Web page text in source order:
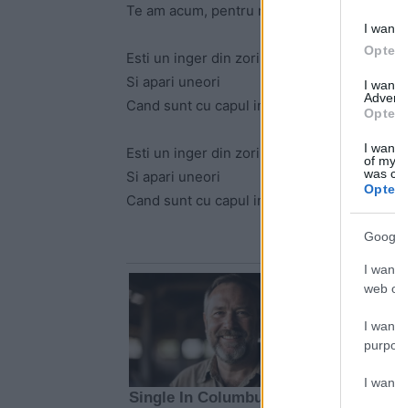
I
I
I
of
was
I
web
I
I
Te am acum, pentru mine, si soarele-mi
Esti un inger din zori
Si apari uneori
Cand sunt cu capul in nori
Esti un inger din zori
Si apari uneori
Cand sunt cu capul in nori